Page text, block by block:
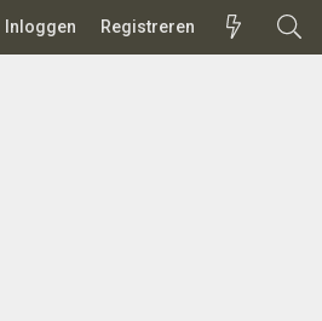
Inloggen Registreren